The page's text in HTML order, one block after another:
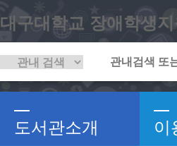
대구대학교 장애학생
도서관소개 이